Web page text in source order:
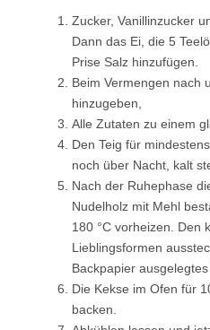
Zucker, Vanillinzucker
Dann das Ei, die 5
Prise Salz hinzufügen.
Beim Vermengen nach
hinzugeben,
Alle Zutaten zu einem
Den Teig für
noch über Nacht, kalt
Nach der Ruhephase
Nudelholz mit Mehl
180 °C vorheizen. Den
Lieblingsformen
Backpapier
Die Kekse im Ofen für
backen.